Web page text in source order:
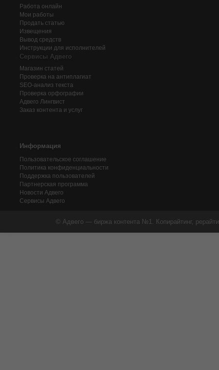
Работа онлайн
Мои работы
Продать статью
Извещения
Вывод средств
Инструкции для исполнителей
Сервисы Адвего
Магазин статей
Проверка на антиплагиат
SEO-анализ текста
Проверка орфографии
Адвего Лингвист
Заказ контента и услуг
Информация
Пользовательское соглашение
Политика конфиденциальности
Поддержка пользователей
Партнерская программа
Новости Адвего
Сервисы Адвего
© Адвего — биржа контента №1. Копирайтинг,